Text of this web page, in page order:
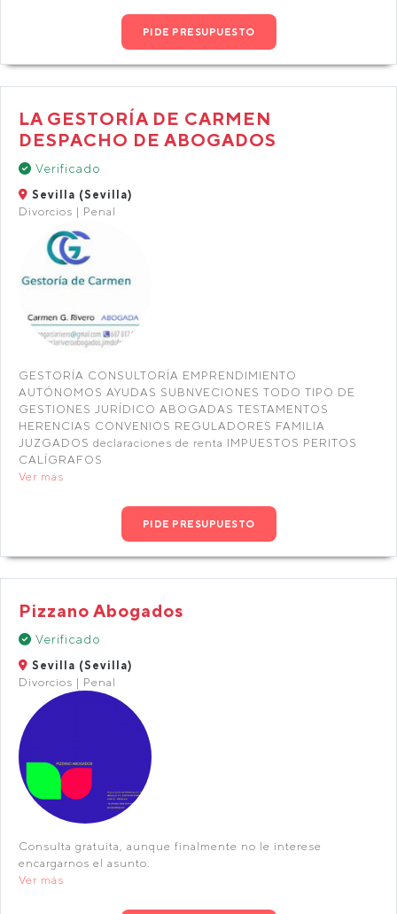
PIDE PRESUPUESTO
LA GESTORÍA DE CARMEN
DESPACHO DE ABOGADOS
Verificado
Sevilla (Sevilla)
Divorcios | Penal
GESTORÍA CONSULTORÍA EMPRENDIMIENTO
AUTÓNOMOS AYUDAS SUBNVECIONES TODO TIPO DE
GESTIONES JURÍDICO ABOGADAS TESTAMENTOS
HERENCIAS CONVENIOS REGULADORES FAMILIA
JUZGADOS declaraciones de renta IMPUESTOS PERITOS
CALÍGRAFOS
Ver más
PIDE PRESUPUESTO
Pizzano Abogados
Verificado
Sevilla (Sevilla)
Divorcios | Penal
Consulta gratuita, aunque finalmente no le interese
encargarnos el asunto.
Ver más